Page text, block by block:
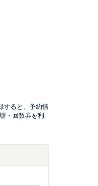
すると、予約情
・回数券を利